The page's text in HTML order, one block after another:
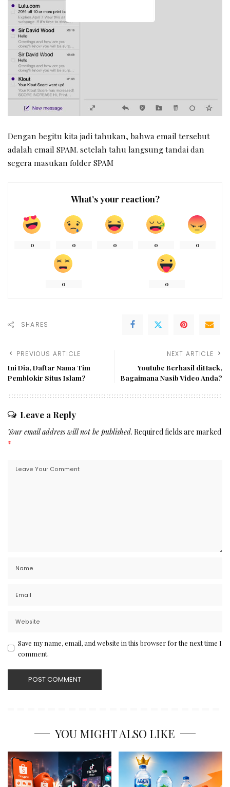
Dengan begitu kita jadi tahukan, bahwa email tersebut
adalah email SPAM. setelah tahu langsung tandai dan
segera masukan folder SPAM
What’s your reaction?
0 0 0 0 0
0 0
SHARES
PREVIOUS ARTICLE
Ini Dia, Daftar Nama Tim
Pemblokir Situs Islam?
NEXT ARTICLE
Youtube Berhasil diHack,
Bagaimana Nasib Video Anda?
Leave a Reply
Your email address will not be published. Required fields are marked
*
Save my name, email, and website in this browser for the next time I
comment.
YOU MIGHT ALSO LIKE